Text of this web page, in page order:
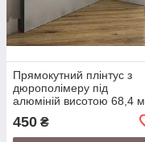
Прямокутний плінтус з
дюрополімеру під
алюміній висотою 68,4
LPC-23 Cezar 2,0 м
450 ₴